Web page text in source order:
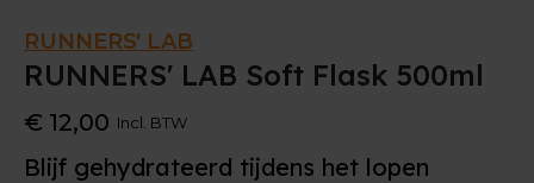
RUNNERS' LAB
RUNNERS' LAB Soft Flask 500ml
€ 12,00 Incl. BTW
Blijf gehydrateerd tijdens het lopen